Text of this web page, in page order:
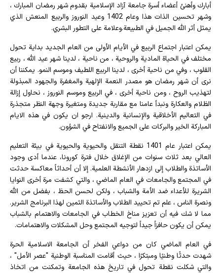
أبارك وأهنئ أعضاء أسرة جامعة آزاد الإسلامية بقدوم شهر رمضان المبارك ،
وشهر تحسين الذات هذا وعام 1402 وعيد النوروز والربيع المنعش الذي
يمثل أثر الله الجميل في الطبيعة.وعلامة على التطور البشري.
يمكن اعتبار اجتماع الربيع في الأيام الأولى من العام الجديد بداية تحول
مختلف في الحياة المادية والروحية ، من ناحية ، لدينا شهر عيد الله ، ربيع
القلوب ، وفي من ناحية أخرى ، لدينا الربيع اللطيف وموسم النمو. يمكننا أن
نرى أن شهر رمضان هو مصدر النعمة الإلهية والمغفرة والجهود المبذولة
لتهذيب الروح ، ومن ناحية أخرى ، في الربيع وموسم النوروز ، نحاول إزالة
الظلام والعكارة ونبدأ عامنا مع مقاربة جديدة ومتغيرة وجهة النظر متجذرة
في التعاليم الأخلاقية والإنسانية والدينية. ارجو ان يكون في هذه الايام
المباركة الخير والبركات على الجميع والانفتاح في الشؤون.
يمكن اعتبار عام 1401 نقطة التنقل والحيوية والحيوية في بيئة التعليم
العالي بعد ثلاث سنوات من الإغلاق خلال فترة كورونا، عندما أدى وجود
الأساتذة والطلاب إلى ازدهار الأنشطة العلمية. إلا أن أحداثاً معاكسة حدثت
في المجتمع والجامعات في العام الماضي ، والتي كشفت مرة أخرى النوايا
الشريرة للأعداء ضد الأمة والشباب ، ولكن لحسن الحظ ، بفضل من الله
ونصرة الناس ، علم تم تحييد الطلاب والأساتذة الثمين لهذا البرنامج الشرير.
مما لا شك فيه أن تعزيز مناخ الخطاب في الجامعات والاهتمام بالشباب
يمكن أن يكون حافزاً جيداً لتوجيه المجتمع وحل المشكلات والاهتمامات.
في العام الماضي كان من دواعي الفخر أن الجامعة الاسلامية الحرة
شهدت حدثًا وطنيًا ومبتكرًا ، حيث أقامت المناسبة الوطنية "عصر الأمل" ،
والتي شكلت نقطة تحول في تاريخ هذه الجامعة وتمكنت من اتخاذ